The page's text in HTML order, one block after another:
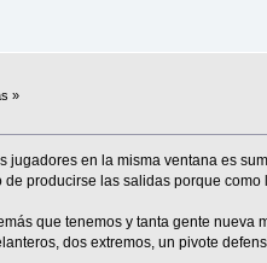
»
jugadores en la misma ventana es
producirse las salidas porque
que tenemos y tanta gente nueva
dos extremos, un pivote